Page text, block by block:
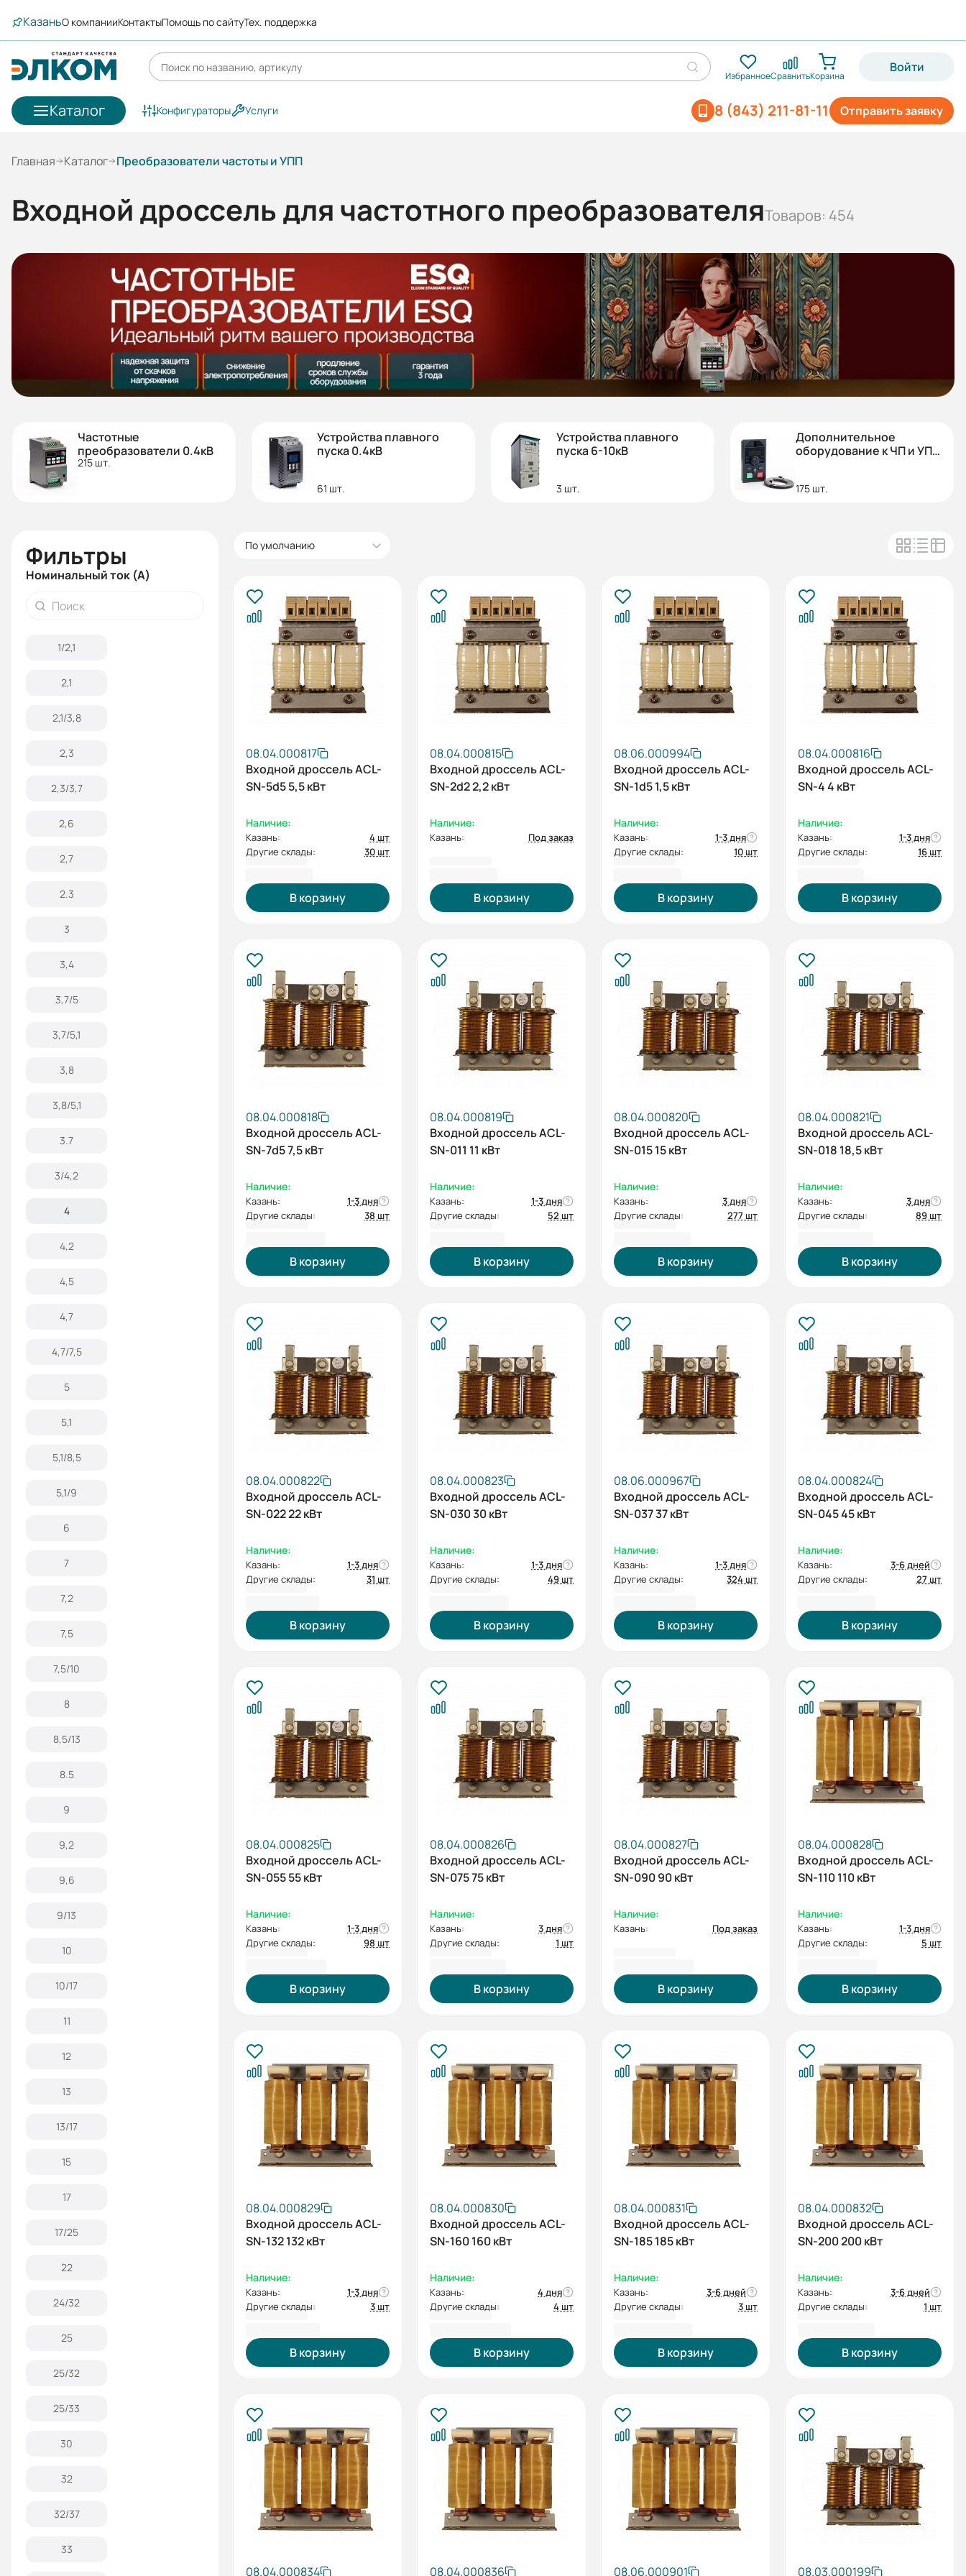
КазаньО компанииКонтактыПомощь по сайтуТех. поддержка
ИзбранноеСравнитьКорзина
Войти
Каталог Отправить заявку
8 (843) 211-81-11
Конфигураторы Услуги
Главная Каталог Преобразователи частоты и УПП
Входной дроссель для частотного преобразователяТоваров: 454
Частотные
преобразователи 0.4кВ
215 шт.
Устройства плавного
пуска 0.4кВ
61 шт.
Устройства плавного
пуска 6-10кВ
3 шт.
Дополнительное
оборудование к ЧП и УПП
175 шт.
Фильтры
Номинальный ток (А)
1/2,1
2,1
2,1/3,8
2,3
2,3/3,7
2,6
2,7
2.3
3
3,4
3,7/5
3,7/5,1
3,8
3,8/5,1
3.7
3/4,2
4
4,2
4,5
4,7
4,7/7,5
5
5,1
5,1/8,5
5,1/9
6
7
7,2
7,5
7,5/10
8
8,5/13
8.5
9
9,2
9,6
9/13
10
10/17
11
12
13
13/17
15
17
17/25
22
24/32
25
25/32
25/33
30
32
32/37
33
По умолчанию
08.04.000817
Входной дроссель ACL-
SN-5d5 5,5 кВт
Наличие:
Казань:
4 шт
Другие склады:
30 шт
В корзину
08.04.000815
Входной дроссель ACL-
SN-2d2 2,2 кВт
Наличие:
Казань: Под заказ
В корзину
08.06.000994
Входной дроссель ACL-
SN-1d5 1,5 кВт
Наличие:
Казань:
1-3 дня
Другие склады:
10 шт
В корзину
08.04.000816
Входной дроссель ACL-
SN-4 4 кВт
Наличие:
Казань:
1-3 дня
Другие склады:
16 шт
В корзину
08.04.000818
Входной дроссель ACL-
SN-7d5 7,5 кВт
Наличие:
Казань:
1-3 дня
Другие склады:
38 шт
В корзину
08.04.000819
Входной дроссель ACL-
SN-011 11 кВт
Наличие:
Казань:
1-3 дня
Другие склады:
52 шт
В корзину
08.04.000820
Входной дроссель ACL-
SN-015 15 кВт
Наличие:
Казань:
3 дня
Другие склады:
277 шт
В корзину
08.04.000821
Входной дроссель ACL-
SN-018 18,5 кВт
Наличие:
Казань:
3 дня
Другие склады:
89 шт
В корзину
08.04.000822
Входной дроссель ACL-
SN-022 22 кВт
Наличие:
Казань:
1-3 дня
Другие склады:
31 шт
В корзину
08.04.000823
Входной дроссель ACL-
SN-030 30 кВт
Наличие:
Казань:
1-3 дня
Другие склады:
49 шт
В корзину
08.06.000967
Входной дроссель ACL-
SN-037 37 кВт
Наличие:
Казань:
1-3 дня
Другие склады:
324 шт
В корзину
08.04.000824
Входной дроссель ACL-
SN-045 45 кВт
Наличие:
Казань:
3-6 дней
Другие склады:
27 шт
В корзину
08.04.000825
Входной дроссель ACL-
SN-055 55 кВт
Наличие:
Казань:
1-3 дня
Другие склады:
98 шт
В корзину
08.04.000826
Входной дроссель ACL-
SN-075 75 кВт
Наличие:
Казань:
3 дня
Другие склады:
1 шт
В корзину
08.04.000827
Входной дроссель ACL-
SN-090 90 кВт
Наличие:
Казань: Под заказ
В корзину
08.04.000828
Входной дроссель ACL-
SN-110 110 кВт
Наличие:
Казань:
1-3 дня
Другие склады:
5 шт
В корзину
08.04.000829
Входной дроссель ACL-
SN-132 132 кВт
Наличие:
Казань:
1-3 дня
Другие склады:
3 шт
В корзину
08.04.000830
Входной дроссель ACL-
SN-160 160 кВт
Наличие:
Казань:
4 дня
Другие склады:
4 шт
В корзину
08.04.000831
Входной дроссель ACL-
SN-185 185 кВт
Наличие:
Казань:
3-6 дней
Другие склады:
3 шт
В корзину
08.04.000832
Входной дроссель ACL-
SN-200 200 кВт
Наличие:
Казань:
3-6 дней
Другие склады:
1 шт
В корзину
08.04.000834 08.04.000836 08.06.000901 08.03.000199